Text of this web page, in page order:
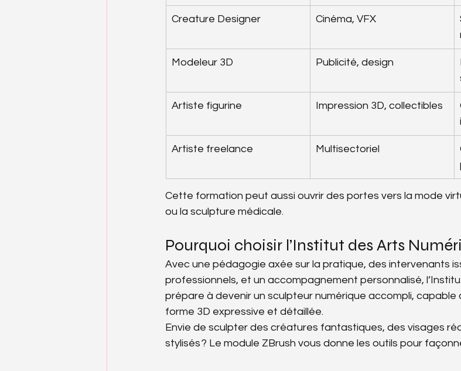
Creature Designer Cinéma, VFX
Modeleur 3D Publicité, design
Artiste figurine Impression 3D, collectibles
Artiste freelance Multisectoriel
Cette formation peut aussi ouvrir des portes vers la mode
ou la sculpture médicale.
Pourquoi choisir l’Institut des Arts
Avec une pédagogie axée sur la pratique, des intervenants
professionnels, et un accompagnement personnalisé,
prépare à devenir un sculpteur numérique accompli,
forme 3D expressive et détaillée.
Envie de sculpter des créatures fantastiques, des visages
stylisés ? Le module ZBrush vous donne les outils pour